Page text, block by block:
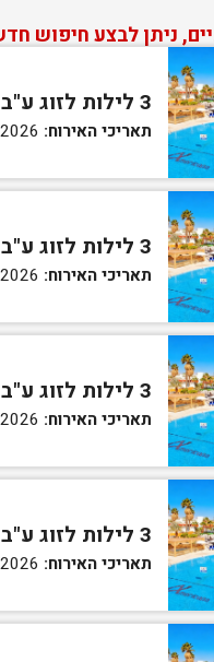
ניתן לבצע חיפוש
3 לילות לזוג ע"ב לינה וארוחת בוקר בחדר סטנדרט
תאריכי האירוח:
3 לילות לזוג ע"ב חצי פנסיון בחדר סטנדרט
תאריכי האירוח:
3 לילות לזוג ע"ב לינה וארוחת בוקר בחדר גן
תאריכי האירוח:
3 לילות לזוג ע"ב חצי פנסיון בחדר גן
תאריכי האירוח: